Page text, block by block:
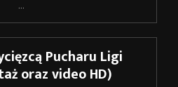
Pucharu Ligi
oraz video HD)